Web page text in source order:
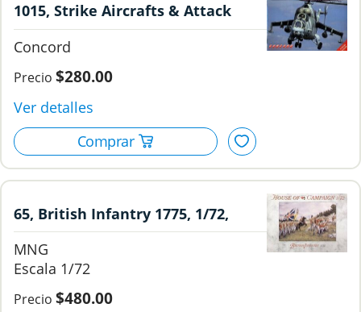
1015, Strike Aircrafts & Attack
Helicopter, Concord Publications
Company.
Concord
$280.00
65, British Infantry 1775, 1/72,
House of Campaign.
MNG
1/72
$480.00